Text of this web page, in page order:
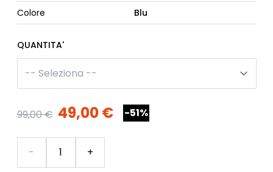
Colore
Blu
QUANTITA'
99,00 € 49,00 € -51%
- +